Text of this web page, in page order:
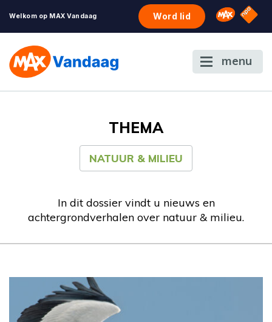
Welkom op MAX Vandaag Word lid Omroep
NPO
menu
THEMA
NATUUR & MILIEU
In dit dossier vindt u nieuws en
achtergrondverhalen over natuur & milieu.